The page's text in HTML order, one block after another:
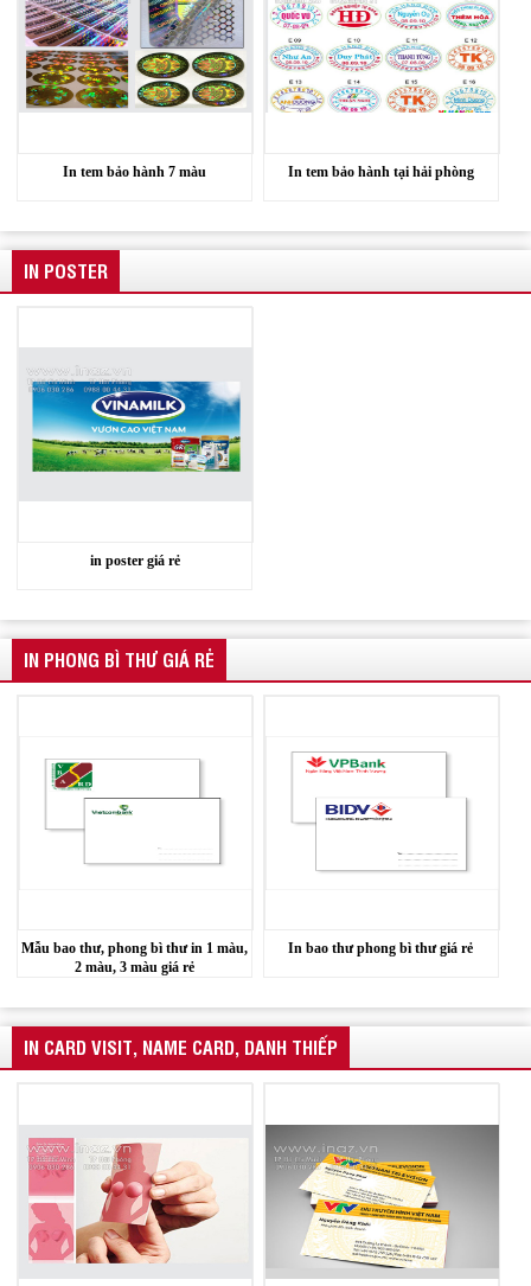
In tem bảo hành 7 màu In tem bảo hành tại hải phòng
IN POSTER
in poster giá rẻ
IN PHONG BÌ THƯ GIÁ RẺ
Mẫu bao thư, phong bì thư in 1 màu,
2 màu, 3 màu giá rẻ
In bao thư phong bì thư giá rẻ
IN CARD VISIT, NAME CARD, DANH THIẾP